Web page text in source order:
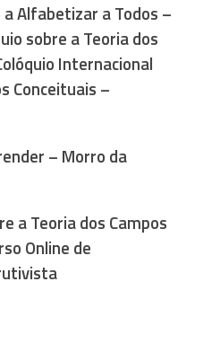
Alfabetizar a Todos –
sobre a Teoria dos
Internacional
Conceituais –
– Morro da
a Teoria dos Campos
Online de